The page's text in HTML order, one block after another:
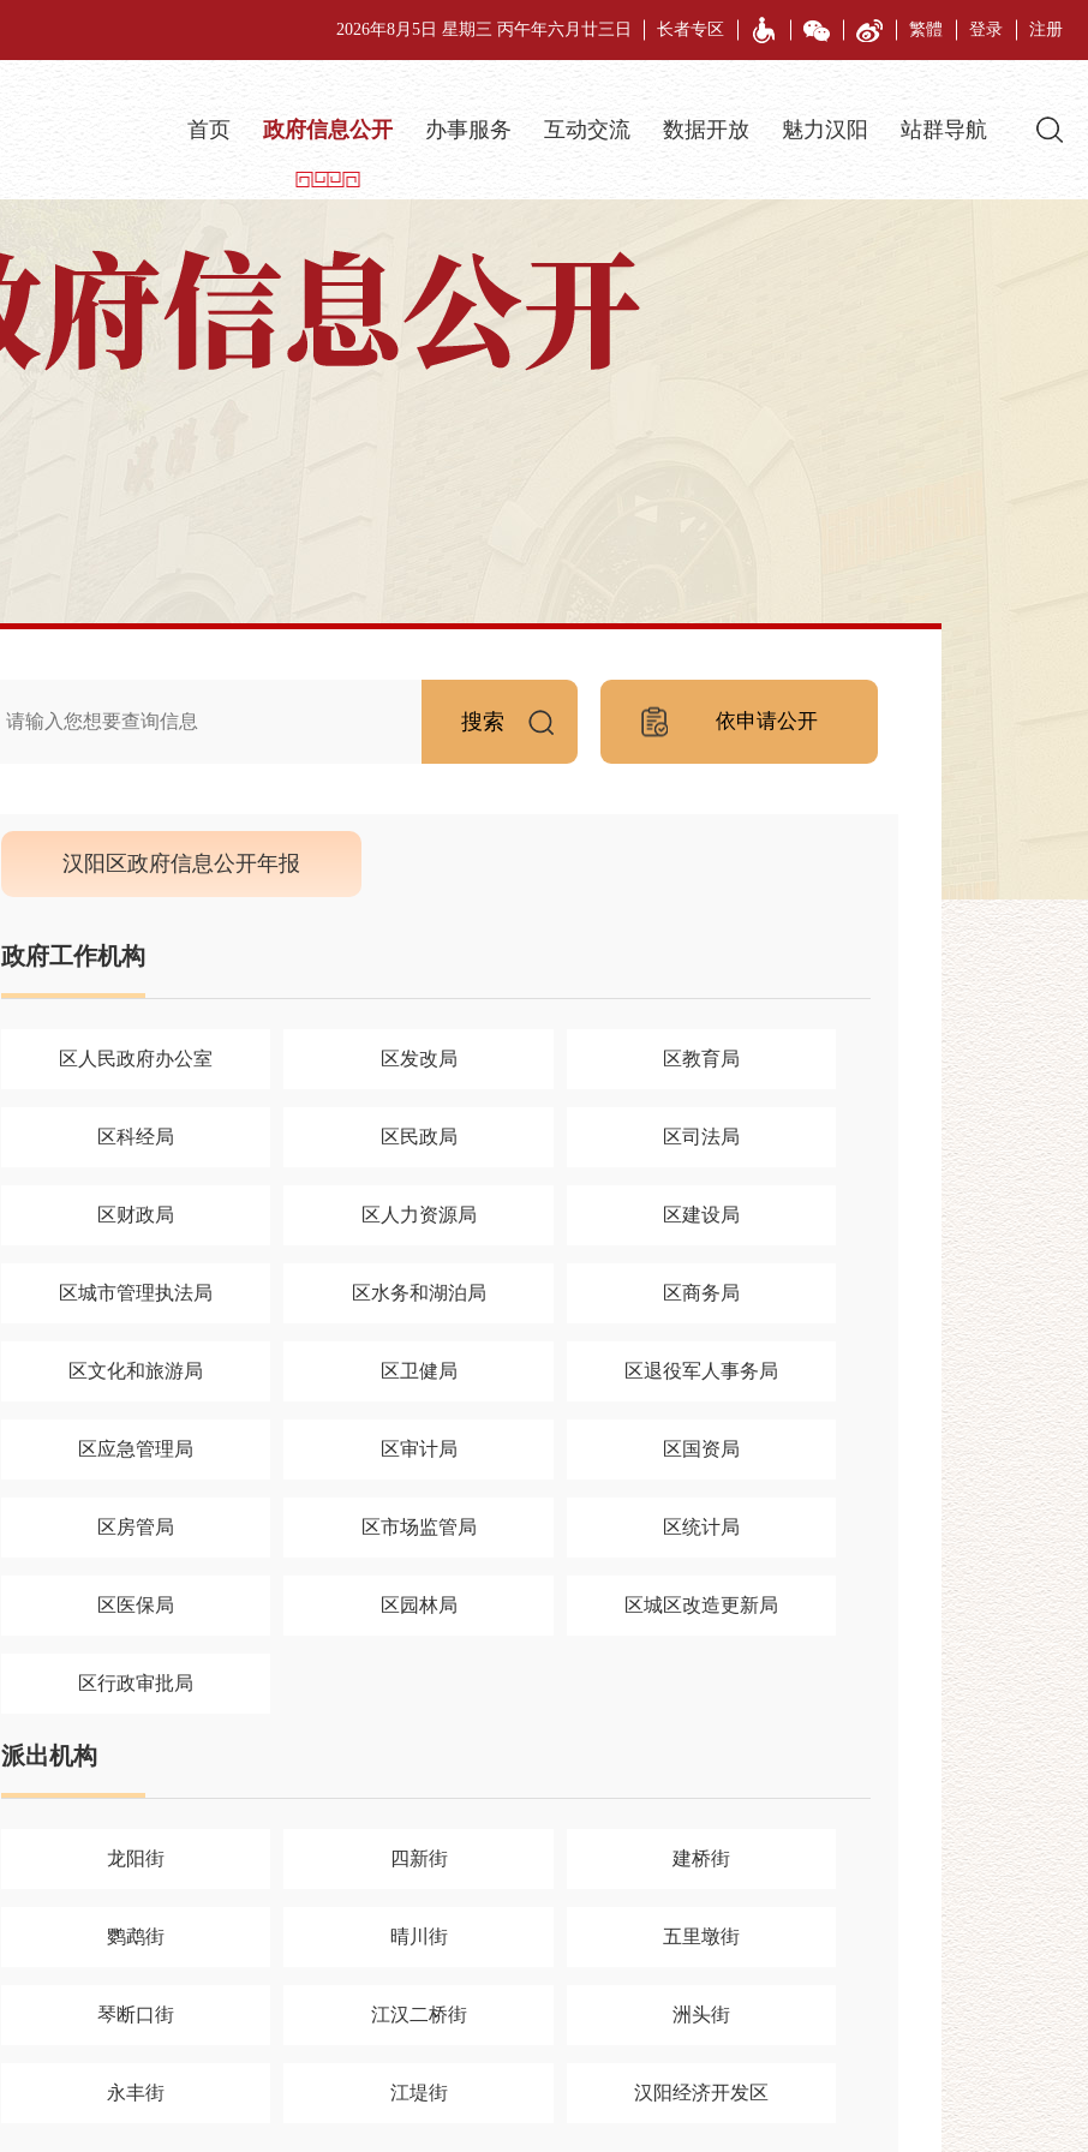
2026年8月5日 星期三 丙午年六月廿三日 长者专区 繁體 登录 注册
首页 政府信息公开 办事服务 互动交流 数据开放 魅力汉阳 站群导航
搜索 依申请公开
汉阳区政府信息公开年报
政府工作机构
区人民政府办公室 区发改局 区教育局
区科经局 区民政局 区司法局
区财政局 区人力资源局 区建设局
区城市管理执法局 区水务和湖泊局 区商务局
区文化和旅游局 区卫健局 区退役军人事务局
区应急管理局 区审计局 区国资局
区房管局 区市场监管局 区统计局
区医保局 区园林局 区城区改造更新局
区行政审批局
派出机构
龙阳街 四新街 建桥街
鹦鹉街 晴川街 五里墩街
琴断口街 江汉二桥街 洲头街
永丰街 江堤街 汉阳经济开发区